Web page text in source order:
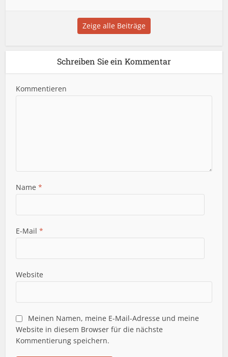
Zeige alle Beiträge
Schreiben Sie ein Kommentar
Kommentieren
Name*
E-Mail*
Website
Meinen Namen, meine E-Mail-Adresse und meine
Website in diesem Browser für die nächste
Kommentierung speichern.